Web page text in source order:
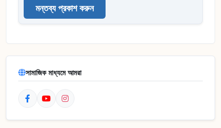
মন্তব্য প্রকাশ করুন
সামাজিক মাধ্যমে আমরা